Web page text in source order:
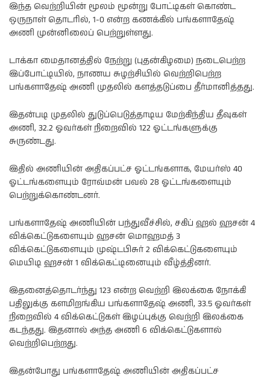
இந்த வெற்றியின் மூலம் மூன்று போட்டிகள் கொண்ட
ஒருநாள் தொடரில், 1-0 என்ற கணக்கில் பங்களாதேஷ்
அணி முன்னிலைப் பெற்றுள்ளது.
டாக்கா மைதானத்தில் நேற்று (புதன்கிழமை) நடைபெற்ற
இப்போட்டியில், நாணய சுழற்சியில் வெற்றிபெற்ற
பங்களாதேஷ் அணி முதலில் களத்தடுப்பை தீர்மானித்தது.
இதன்படி முதலில் துடுப்பெடுத்தாடிய மேற்கிந்திய தீவுகள்
அணி, 32.2 ஓவர்கள் நிறைவில் 122 ஓட்டங்களுக்கு
சுருண்டது.
இதில் அணியின் அதிகப்பட்ச ஓட்டங்களாக, மேயர்ஸ் 40
ஓட்டங்களையும் ரோவ்மன் பவல் 28 ஓட்டங்களையும்
பெற்றுக்கொண்டனர்.
பங்களாதேஷ் அணியின் பந்துவீச்சில், சகிப் ஹல் ஹசன் 4
விக்கெட்டுகளையும் ஹசன் மொஹமத் 3
விக்கெட்டுகளையும் முஷ்டபிசுர் 2 விக்கெட்டுகளையும்
மெயிடி ஹசன் 1 விக்கெட்டினையும் வீழ்த்தினர்.
இதனைத்தொடர்ந்து 123 என்ற வெற்றி இலக்கை நோக்கி
பதிலுக்கு களமிறங்கிய பங்களாதேஷ் அணி, 33.5 ஓவர்கள்
நிறைவில் 4 விக்கெட்டுகள் இழப்புக்கு வெற்றி இலக்கை
கடந்தது. இதனால் அந்த அணி 6 விக்கெட்டுகளால்
வெற்றிபெற்றது.
இதன்போது பங்களாதேஷ் அணியின் அதிகப்பட்ச